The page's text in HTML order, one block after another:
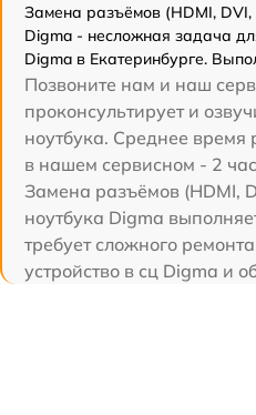
Замена разъёмов (HDMI, DVI,
Digma - несложная задача
Digma в Екатеринбурге.
Позвоните нам и наш
проконсультирует и
ноутбука. Среднее время
в нашем сервисном - 2
Замена разъёмов (HDMI,
ноутбука Digma
требует сложного
устройство в сц Digma и